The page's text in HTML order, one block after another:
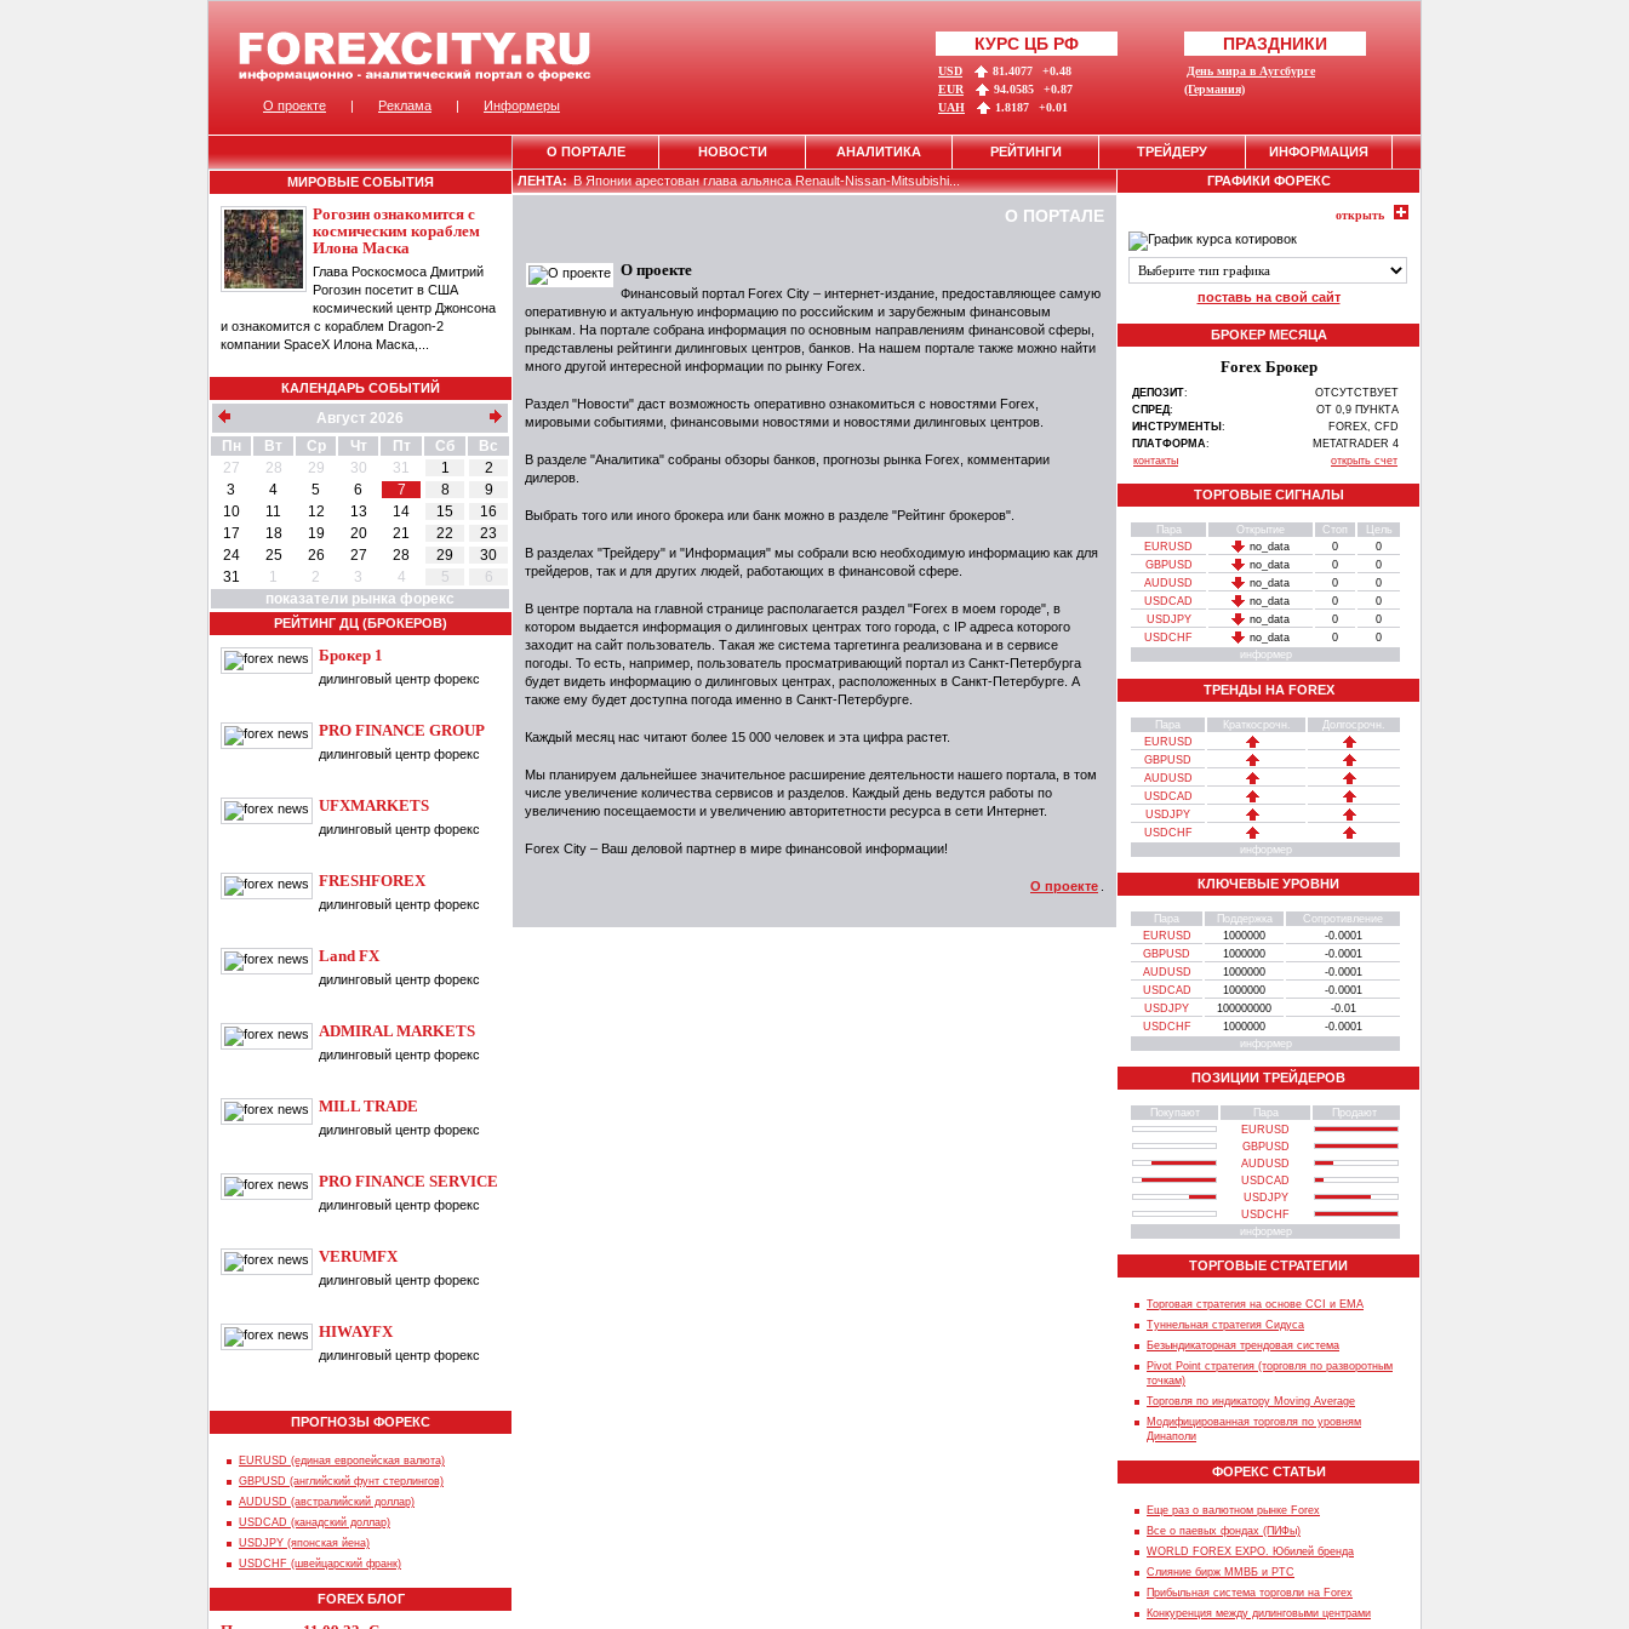
МИРОВЫЕ СОБЫТИЯ
Рогозин ознакомится с
космическим кораблем
Илона Маска
Глава Роскосмоса Дмитрий
Рогозин посетит в США
космический центр Джонсона
и ознакомится с кораблем Dragon-2
компании SpaceX Илона Маска,...
КАЛЕНДАРЬ СОБЫТИЙ
Август 2026
Пн
Вт Ср Чт Пт Сб
Вс
27
28 29 30 31 1
2
3
4 5 6 7 8
9
10
11 12 13 14 15
16
17
18 19 20 21 22
23
24
25 26 27 28 29
30
31
1 2 3 4 5
6
показатели рынка форекс
РЕЙТИНГ ДЦ (БРОКЕРОВ)
Брокер 1
дилинговый центр форекс
PRO FINANCE GROUP
дилинговый центр форекс
UFXMARKETS
дилинговый центр форекс
FRESHFOREX
дилинговый центр форекс
Land FX
дилинговый центр форекс
ADMIRAL MARKETS
дилинговый центр форекс
MILL TRADE
дилинговый центр форекс
PRO FINANCE SERVICE
дилинговый центр форекс
VERUMFX
дилинговый центр форекс
HIWAYFX
дилинговый центр форекс
ПРОГНОЗЫ ФОРЕКС
EURUSD (единая европейская валюта)
GBPUSD (английский фунт стерлингов)
AUDUSD (австралийский доллар)
USDCAD (канадский доллар)
USDJPY (японская йена)
USDCHF (швейцарский франк)
FOREX БЛОГ
ЛЕНТА:В Японии арестован глава альянса Renault-Nissan-Mitsubishi...
О ПОРТАЛЕ
О проекте
Финансовый портал Forex City – интернет-издание, предоставляющее самую
оперативную и актуальную информацию по российским и зарубежным финансовым
рынкам. На портале собрана информация по основным направлениям финансовой сферы,
представлены рейтинги дилинговых центров, банков. На нашем портале также можно найти
много другой интересной информации по рынку Forex.
Раздел "Новости" даст возможность оперативно ознакомиться с новостями Forex,
мировыми событиями, финансовыми новостями и новостями дилинговых центров.
В разделе "Аналитика" собраны обзоры банков, прогнозы рынка Forex, комментарии
дилеров.
Выбрать того или иного брокера или банк можно в разделе "Рейтинг брокеров".
В разделах "Трейдеру" и "Информация" мы собрали всю необходимую информацию как для
трейдеров, так и для других людей, работающих в финансовой сфере.
В центре портала на главной странице располагается раздел "Forex в моем городе", в
котором выдается информация о дилинговых центрах того города, с IP адреса которого
заходит на сайт пользователь. Такая же система таргетинга реализована и в сервисе
погоды. То есть, например, пользователь просматривающий портал из Санкт-Петербурга
будет видеть информацию о дилинговых центрах, расположенных в Санкт-Петербурге. А
также ему будет доступна погода именно в Санкт-Петербурге.
Каждый месяц нас читают более 15 000 человек и эта цифра растет.
Мы планируем дальнейшее значительное расширение деятельности нашего портала, в том
числе увеличение количества сервисов и разделов. Каждый день ведутся работы по
увеличению посещаемости и увеличению авторитетности ресурса в сети Интернет.
Forex City – Ваш деловой партнер в мире финансовой информации!
О проекте
ГРАФИКИ ФОРЕКС
открыть
поставь на свой сайт
БРОКЕР МЕСЯЦА
Forex Брокер
ДЕПОЗИТ:
ОТСУТСТВУЕТ
СПРЕД:
ОТ 0,9 ПУНКТА
ИНСТРУМЕНТЫ :
FOREX, CFD
ПЛАТФОРМА:
METATRADER 4
контакты
открыть счет
ТОРГОВЫЕ СИГНАЛЫ
Пара Открытие Стоп
Цель
EURUSD
no_data 0
0
GBPUSD
no_data 0
0
AUDUSD
no_data 0
0
USDCAD
no_data 0
0
USDJPY
no_data 0
0
USDCHF
no_data 0
0
информер
ТРЕНДЫ НА FOREX
Пара Краткосрочн.
Долгосрочн.
EURUSD
GBPUSD
AUDUSD
USDCAD
USDJPY
USDCHF
информер
КЛЮЧЕВЫЕ УРОВНИ
Пара Поддержка
Сопротивление
EURUSD
1000000
-0.0001
GBPUSD
1000000
-0.0001
AUDUSD
1000000
-0.0001
USDCAD
1000000
-0.0001
USDJPY
100000000
-0.01
USDCHF
1000000
-0.0001
информер
ПОЗИЦИИ ТРЕЙДЕРОВ
Покупают Пара
Продают
EURUSD
GBPUSD
AUDUSD
USDCAD
USDJPY
USDCHF
информер
ТОРГОВЫЕ СТРАТЕГИИ
Торговая стратегия на основе CCI и EMA
Туннельная стратегия Сидуса
Безындикаторная трендовая система
Pivot Point стратегия (торговля по разворотным
точкам)
Торговля по индикатору Moving Average
Модифицированная торговля по уровням
Динаполи
ФОРЕКС СТАТЬИ
Еще раз о валютном рынке Forex
Все о паевых фондах (ПИФы)
WORLD FOREX EXPO. Юбилей бренда
Слияние бирж ММВБ и РТС
Прибыльная система торговли на Forex
Конкуренция между дилинговыми центрами
О проекте | Реклама | Информеры
КУРС ЦБ РФ
USD 81.4077
+0.48
EUR
94.0585
+0.87
UAH
1.8187 +0.01
ПРАЗДНИКИ
День мира в Аугсбурге
(Германия)
О ПОРТАЛЕ НОВОСТИ АНАЛИТИКА РЕЙТИНГИ ТРЕЙДЕРУ ИНФОРМАЦИЯ